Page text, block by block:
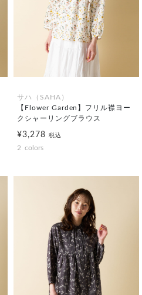
サハ（SAHA）
【Flower Garden】フリル襟ヨー
クシャーリングブラウス
¥3,278 税込
2 colors